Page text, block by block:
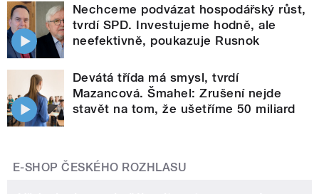
Nechceme podvázat hospodářský růst,
tvrdí SPD. Investujeme hodně, ale
neefektivně, poukazuje Rusnok
Devátá třída má smysl, tvrdí
Mazancová. Šmahel: Zrušení nejde
stavět na tom, že ušetříme 50 miliard
E-SHOP ČESKÉHO ROZHLASU